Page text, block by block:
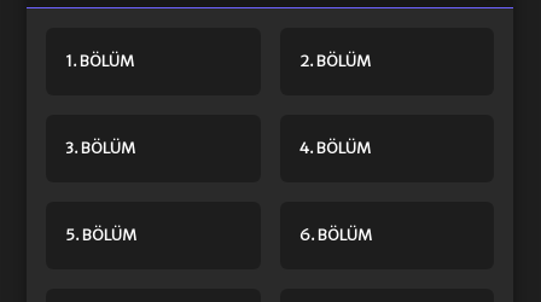
1. BÖLÜM 2. BÖLÜM
3. BÖLÜM 4. BÖLÜM
5. BÖLÜM 6. BÖLÜM